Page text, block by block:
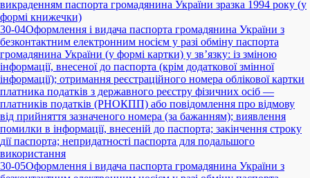
викраденням паспорта громадянина України зразка 1994 року (у
формі книжечки)
30-04Оформлення і видача паспорта громадянина України з
безконтактним електронним носієм у разі обміну паспорта
громадянина України (у формі картки) у зв’язку: із зміною
інформації, внесеної до паспорта (крім додаткової змінної
інформації); отримання реєстраційного номера облікової картки
платника податків з державного реєстру фізичних осіб —
платників податків (РНОКПП) або повідомлення про відмову
від прийняття зазначеного номера (за бажанням); виявлення
помилки в інформації, внесеній до паспорта; закінчення строку
дії паспорта; непридатності паспорта для подальшого
використання
30-05Оформлення і видача паспорта громадянина України з